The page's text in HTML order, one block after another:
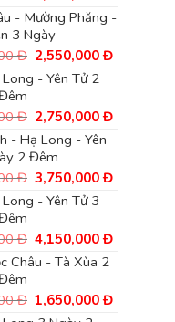
gốc
là:
5,800,000
Đ.
tại
4,900,000
- Mường Phăng -
3 Ngày
Đ Giá
gốc
là:
Đ.
2,550,000ĐGiá
2,550,000
- Yên Tử 2
Đ Giá
gốc
là:
3,600,000
Đ.
2,750,000ĐGiá
2,750,000
- Hạ Long - Yên
2 Đêm
Đ Giá
gốc
là:
Đ.
3,750,000ĐGiá
3,750,000
- Yên Tử 3
Đ Giá
gốc
là:
Đ.
4,150,000ĐGiá
4,150,000
Châu - Tà Xùa 2
Đ Giá
gốc
1,650,000ĐGiá